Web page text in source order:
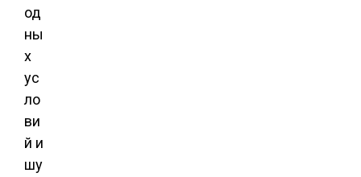
од
ны
х
ус
ло
ви
й и
шу